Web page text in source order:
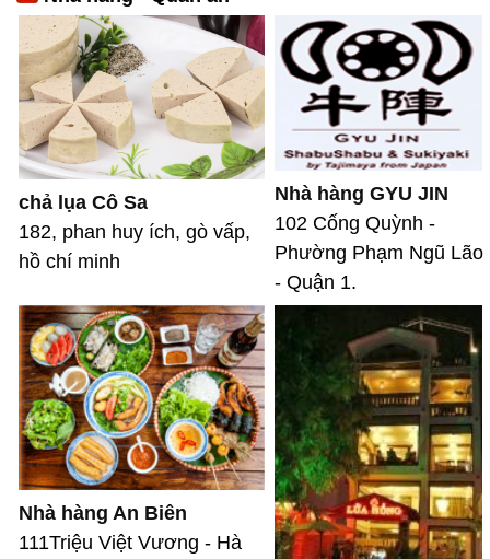
chả lụa Cô Sa
182, phan huy ích, gò vấp,
hồ chí minh
Nhà hàng GYU JIN
102 Cống Quỳnh -
Phường Phạm Ngũ Lão
- Quận 1.
Nhà hàng An Biên
111Triệu Việt Vương - Hà